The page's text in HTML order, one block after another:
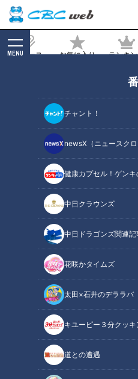
ニュース お気に入り ランキ
MENU
チャント！
newsX（ニュースクロ
健康カプセル！ゲンキ
中日クラウンズ
中日ドラゴンズ関連記
花咲かタイムズ
太田×石井のデララバ
キユーピー３分クッキ
道との遭遇
ち上げ
2026/03/20 06:01
RadiChubu（ラジチ
CBCラジオ #プラス！
ルッキズムの強まりにより、
抱きがちな現代。そんな中、
たコスメブランド「
す。3月18日の『ＣＢＣラジ
ウンサーと三浦優奈が中日新
げました。
関連リンク この記事を